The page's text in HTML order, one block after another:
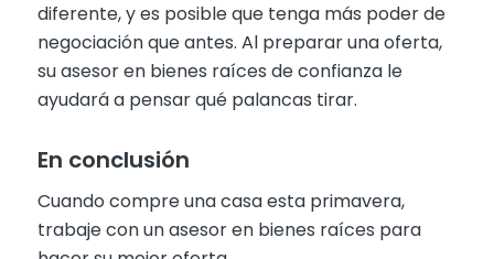
diferente, y es posible que tenga más poder de
negociación que antes. Al preparar una oferta,
su asesor en bienes raíces de confianza le
ayudará a pensar qué palancas tirar.
En conclusión
Cuando compre una casa esta primavera,
trabaje con un asesor en bienes raíces para